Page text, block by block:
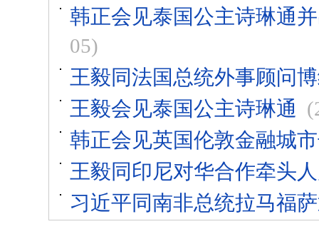
韩正会见泰国公主诗琳通
05)
王毅同法国总统外事顾问
王毅会见泰国公主诗琳通
韩正会见英国伦敦金融城
王毅同印尼对华合作牵头
习近平同南非总统拉马福